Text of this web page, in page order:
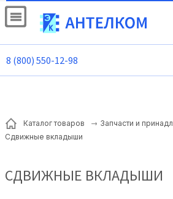
8 (800) 550-12-98
Каталог товаров
Запчасти и
Сдвижные вкладыши
СДВИЖНЫЕ ВКЛАДЫШИ